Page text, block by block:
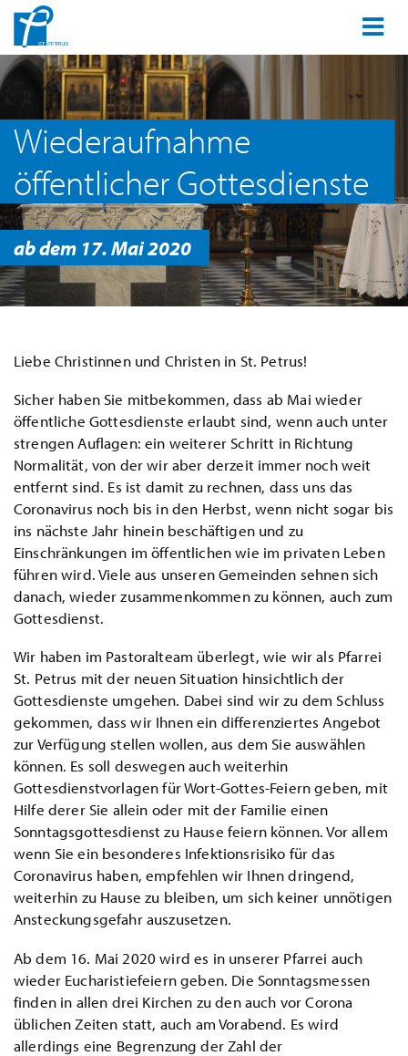
Wiederaufnahme
öffentlicher Gottesdienste
ab dem 17. Mai 2020
Liebe Christinnen und Christen in St. Petrus!
Sicher haben Sie mitbekommen, dass ab Mai wieder
öffentliche Gottesdienste erlaubt sind, wenn auch unter
strengen Auflagen: ein weiterer Schritt in Richtung
Normalität, von der wir aber derzeit immer noch weit
entfernt sind. Es ist damit zu rechnen, dass uns das
Coronavirus noch bis in den Herbst, wenn nicht sogar bis
ins nächste Jahr hinein beschäftigen und zu
Einschränkungen im öffentlichen wie im privaten Leben
führen wird. Viele aus unseren Gemeinden sehnen sich
danach, wieder zusammenkommen zu können, auch zum
Gottesdienst.
Wir haben im Pastoralteam überlegt, wie wir als Pfarrei
St. Petrus mit der neuen Situation hinsichtlich der
Gottesdienste umgehen. Dabei sind wir zu dem Schluss
gekommen, dass wir Ihnen ein differenziertes Angebot
zur Verfügung stellen wollen, aus dem Sie auswählen
können. Es soll deswegen auch weiterhin
Gottesdienstvorlagen für Wort-Gottes-Feiern geben, mit
Hilfe derer Sie allein oder mit der Familie einen
Sonntagsgottesdienst zu Hause feiern können. Vor allem
wenn Sie ein besonderes Infektionsrisiko für das
Coronavirus haben, empfehlen wir Ihnen dringend,
weiterhin zu Hause zu bleiben, um sich keiner unnötigen
Ansteckungsgefahr auszusetzen.
Ab dem 16. Mai 2020 wird es in unserer Pfarrei auch
wieder Eucharistiefeiern geben. Die Sonntagsmessen
finden in allen drei Kirchen zu den auch vor Corona
üblichen Zeiten statt, auch am Vorabend. Es wird
allerdings eine Begrenzung der Zahl der